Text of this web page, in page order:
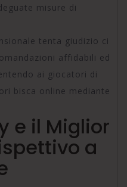
misure di
tenta giudizio ci
affidabili ed
ai giocatori di
bisca online mediante
e il Miglior
a